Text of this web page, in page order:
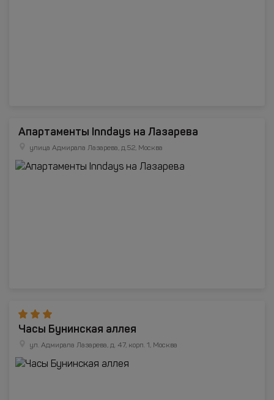
Апартаменты Inndays на Лазарева
улица Адмирала Лазарева, д.52, Москва
Часы Бунинская аллея
ул. Адмирала Лазарева, д. 47, корп. 1, Москва